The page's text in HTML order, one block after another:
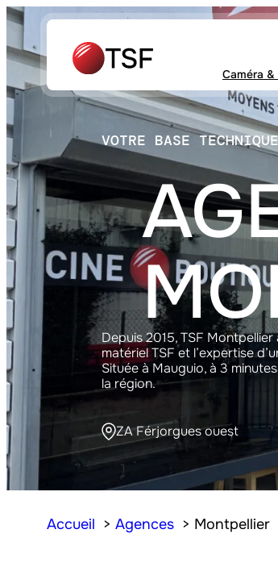
Aller
au
contenu
Caméra
VOTRE BASE
Depuis 2015, TSF
matériel TSF et l’expertise
Située à Mauguio, à 3
la région.
ZA Férjorgues ouest
Accueil Agences Montpellier